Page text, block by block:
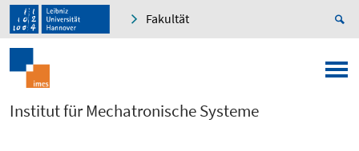
Fakultät
Institut für Mechatronische Systeme